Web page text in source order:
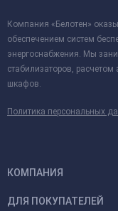
Компания «Белотен»
обеспечением систем
энергоснабжения. Мы
стабилизаторов,
шкафов.
Политика персональных
КОМПАНИЯ
ДЛЯ ПОКУПАТЕЛЕЙ